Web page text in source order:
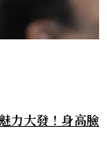
力大發！身高臉